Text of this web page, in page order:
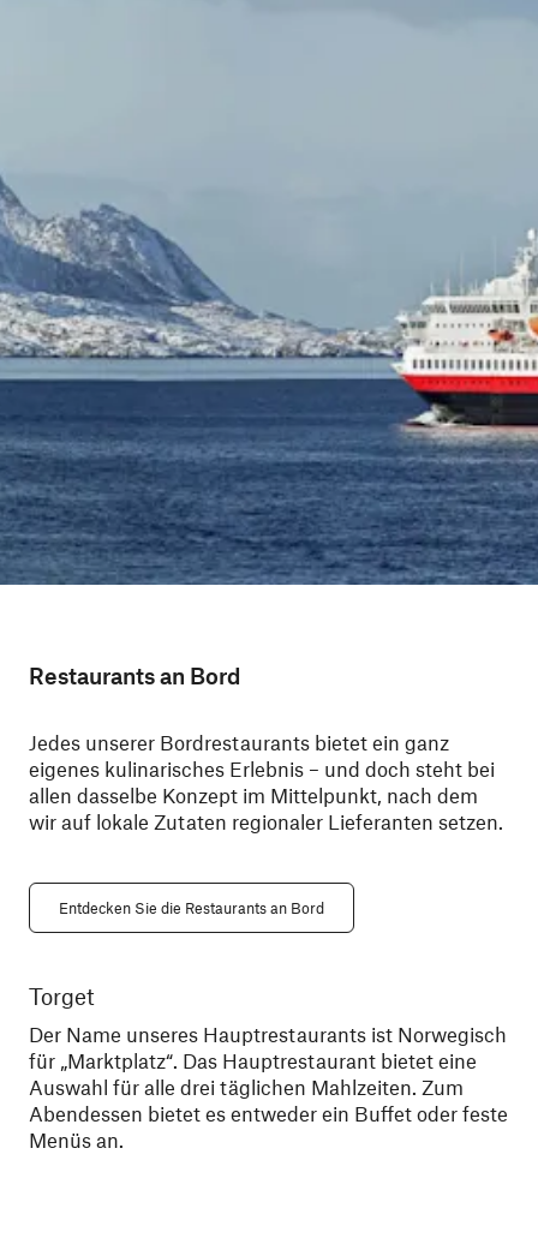
Restaurants an Bord
Jedes unserer Bordrestaurants bietet ein ganz
eigenes kulinarisches Erlebnis – und doch steht bei
allen dasselbe Konzept im Mittelpunkt, nach dem
wir auf lokale Zutaten regionaler Lieferanten setzen.
Entdecken Sie die Restaurants an Bord
Torget
Der Name unseres Hauptrestaurants ist Norwegisch
für „Marktplatz“. Das Hauptrestaurant bietet eine
Auswahl für alle drei täglichen Mahlzeiten. Zum
Abendessen bietet es entweder ein Buffet oder feste
Menüs an.